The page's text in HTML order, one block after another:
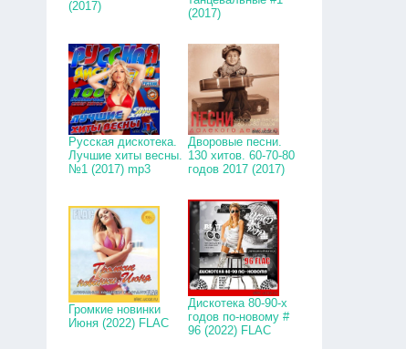
(2017)
(2017)
Русская дискотека.
Лучшие хиты весны.
№1 (2017) mp3
Дворовые песни.
130 хитов. 60-70-80
годов 2017 (2017)
Громкие новинки
Июня (2022) FLAC
Дискотека 80-90-х
годов по-новому #
96 (2022) FLAC